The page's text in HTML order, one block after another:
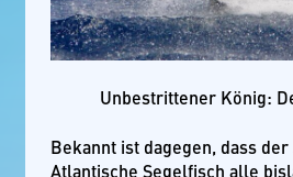
Unbestrittener König:
Bekannt ist dagegen, dass
Atlantische Segelfisch alle